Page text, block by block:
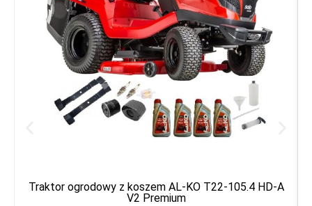
Traktor ogrodowy z koszem AL-KO T22-105.4 HD-A
V2 Premium